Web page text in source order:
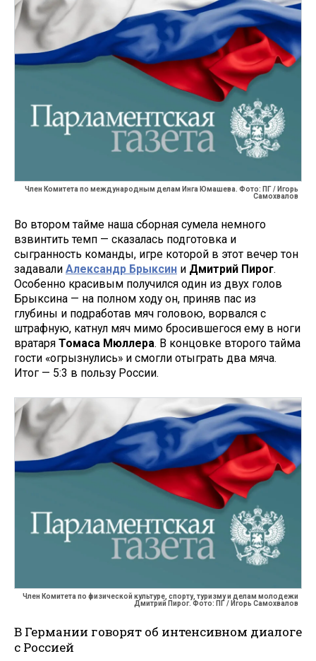
Член Комитета по международным делам Инга Юмашева. Фото: ПГ / Игорь
Самохвалов
Во втором тайме наша сборная сумела немного
взвинтить темп — сказалась подготовка и
сыгранность команды, игре которой в этот вечер тон
задавали Александр Брыксин и Дмитрий Пирог.
Особенно красивым получился один из двух голов
Брыксина — на полном ходу он, приняв пас из
глубины и подработав мяч головою, ворвался с
штрафную, катнул мяч мимо бросившегося ему в ноги
вратаря Томаса Мюллера. В концовке второго тайма
гости «огрызнулись» и смогли отыграть два мяча.
Итог — 5:3 в пользу России.
Член Комитета по физической культуре, спорту, туризму и делам молодежи
Дмитрий Пирог. Фото: ПГ / Игорь Самохвалов
В Германии говорят об интенсивном диалоге
с Россией